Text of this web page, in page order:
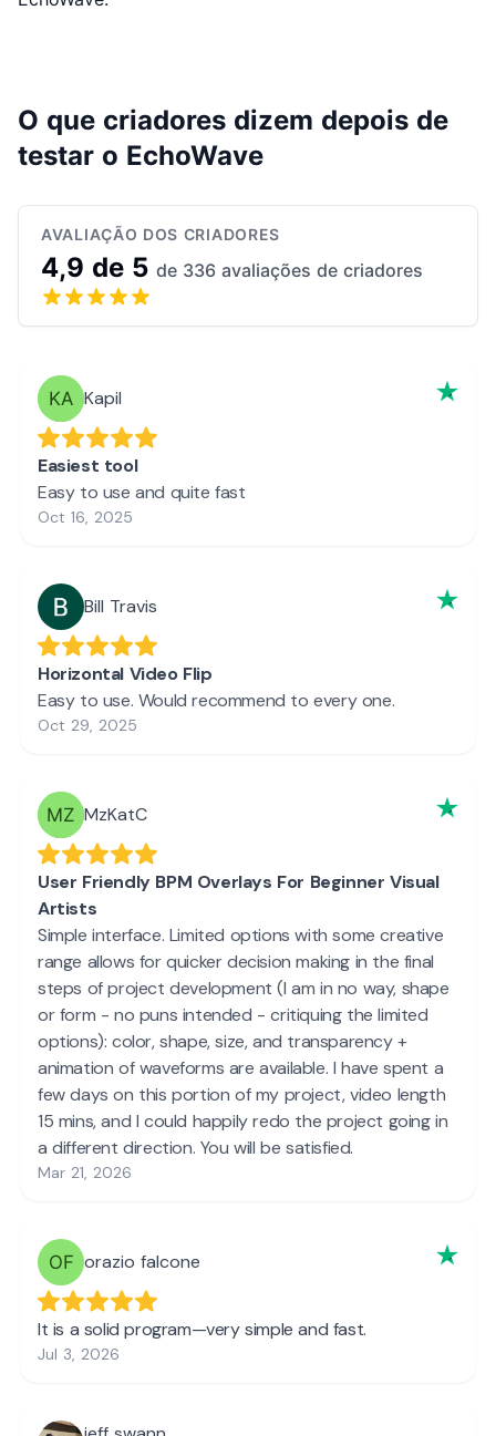
O que criadores dizem depois de
testar o EchoWave
AVALIAÇÃO DOS CRIADORES
4,9 de 5 de 336 avaliações de criadores